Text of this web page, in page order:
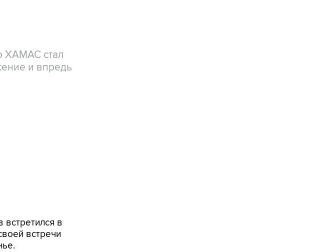
ХАМАС стал
и впредь
в
встречи